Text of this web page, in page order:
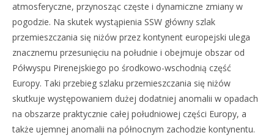
atmosferyczne, przynosząc częste i dynamiczne zmiany w
pogodzie. Na skutek wystąpienia SSW główny szlak
przemieszczania się niżów przez kontynent europejski ulega
znacznemu przesunięciu na południe i obejmuje obszar od
Półwyspu Pirenejskiego po środkowo-wschodnią część
Europy. Taki przebieg szlaku przemieszczania się niżów
skutkuje występowaniem dużej dodatniej anomalii w opadach
na obszarze praktycznie całej południowej części Europy, a
także ujemnej anomalii na północnym zachodzie kontynentu.